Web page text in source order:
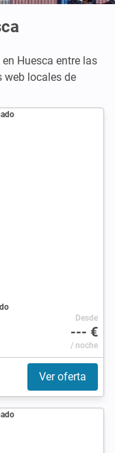
Huesca entre las
web locales de
Desde
--- €
/ noche
Ver oferta